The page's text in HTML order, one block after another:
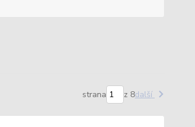
strana z 8další